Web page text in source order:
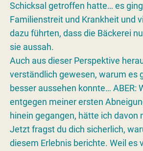
Schicksal getroffen hatte… es
Familienstreit und Krankheit und
dazu führten, dass die Bäckerei
sie aussah.
Auch aus dieser Perspektive
verständlich gewesen, warum es
besser aussehen konnte… ABER:
entgegen meiner ersten
hinein gegangen, hätte ich davon
Jetzt fragst du dich sicherlich,
diesem Erlebnis berichte. Weil es